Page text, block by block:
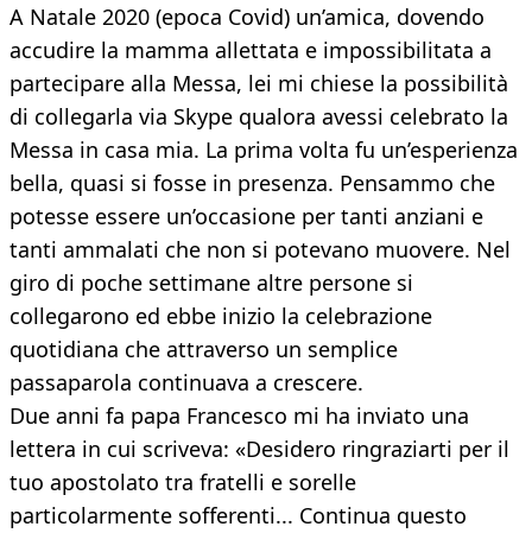
A Natale 2020 (epoca Covid) un’amica, dovendo
accudire la mamma allettata e impossibilitata a
partecipare alla Messa, lei mi chiese la possibilità
di collegarla via Skype qualora avessi celebrato la
Messa in casa mia. La prima volta fu un’esperienza
bella, quasi si fosse in presenza. Pensammo che
potesse essere un’occasione per tanti anziani e
tanti ammalati che non si potevano muovere. Nel
giro di poche settimane altre persone si
collegarono ed ebbe inizio la celebrazione
quotidiana che attraverso un semplice
passaparola continuava a crescere.
Due anni fa papa Francesco mi ha inviato una
lettera in cui scriveva: «Desidero ringraziarti per il
tuo apostolato tra fratelli e sorelle
particolarmente sofferenti... Continua questo